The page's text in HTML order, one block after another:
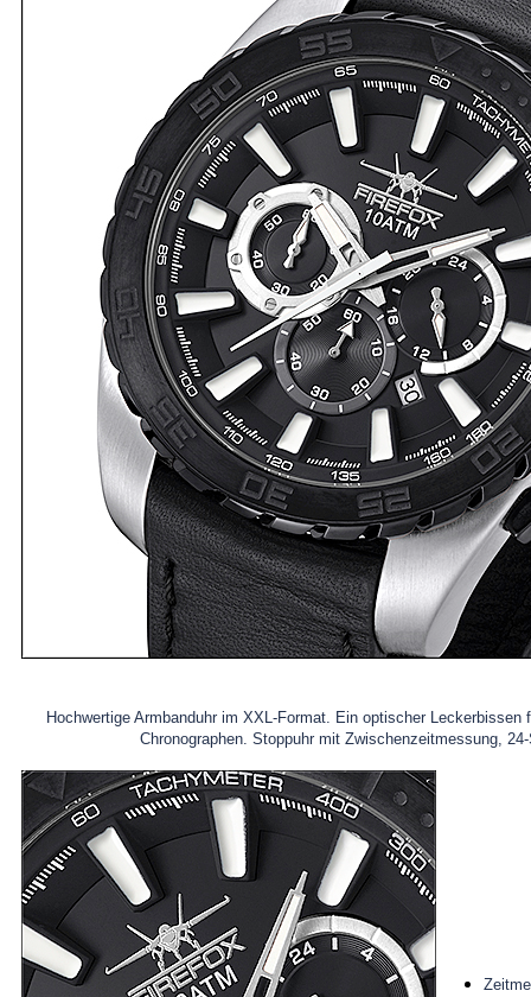
Hochwertige Armbanduhr im XXL-Format. Ein optischer Leckerbissen
Chronographen. Stoppuhr mit Zwischenzeitmessung,